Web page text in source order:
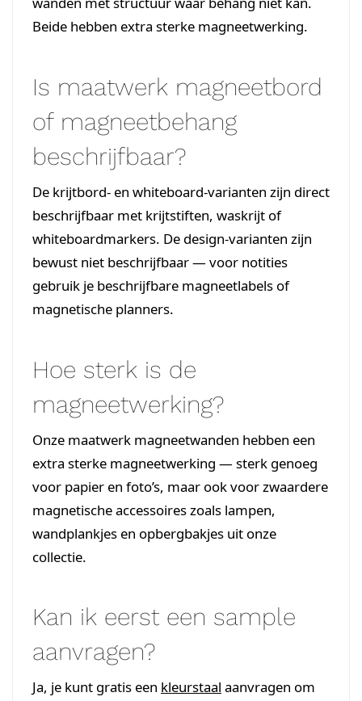
Beide hebben extra sterke magneetwerking.
Is maatwerk magneetbord
of magneetbehang
beschrijfbaar?
De krijtbord- en whiteboard-varianten zijn direct
beschrijfbaar met krijtstiften, waskrijt of
whiteboardmarkers. De design-varianten zijn
bewust niet beschrijfbaar — voor notities
gebruik je beschrijfbare magneetlabels of
magnetische planners.
Hoe sterk is de
magneetwerking?
Onze maatwerk magneetwanden hebben een
extra sterke magneetwerking — sterk genoeg
voor papier en foto’s, maar ook voor zwaardere
magnetische accessoires zoals lampen,
wandplankjes en opbergbakjes uit onze
collectie.
Kan ik eerst een sample
aanvragen?
Ja, je kunt gratis een kleurstaal aanvragen om